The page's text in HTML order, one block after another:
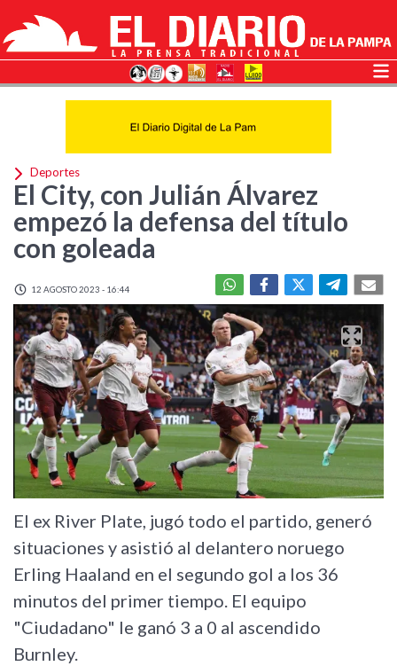
Deportes
El City, con Julián Álvarez
empezó la defensa del título
con goleada
12 AGOSTO 2023 - 16:44
El ex River Plate, jugó todo el partido, generó
situaciones y asistió al delantero noruego
Erling Haaland en el segundo gol a los 36
minutos del primer tiempo. El equipo
"Ciudadano" le ganó 3 a 0 al ascendido
Burnley.